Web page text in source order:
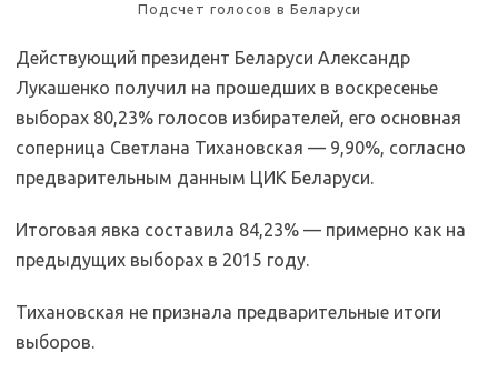
Подсчет голосов в Беларуси
Действующий президент Беларуси Александр
Лукашенко получил на прошедших в воскресенье
выборах 80,23% голосов избирателей, его основная
соперница Светлана Тихановская — 9,90%, согласно
предварительным данным ЦИК Беларуси.
Итоговая явка составила 84,23% — примерно как на
предыдущих выборах в 2015 году.
Тихановская не признала предварительные итоги
выборов.